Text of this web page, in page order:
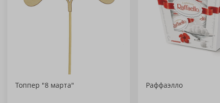
Топпер "8 марта" Раффаэлло